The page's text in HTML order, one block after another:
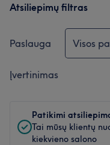
Atsiliepimų filtras
Paslauga Visos
Įvertinimas
Patikimi
Tai mūsų klientų
kiekvieno salono